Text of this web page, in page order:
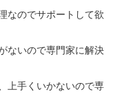
なのでサポートして欲
ないので専門家に解決
上手くいかないので専